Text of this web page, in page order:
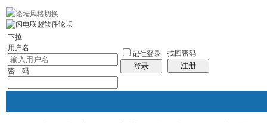
下拉
用户名
密 码
记住登录
登录
找回密码
注册